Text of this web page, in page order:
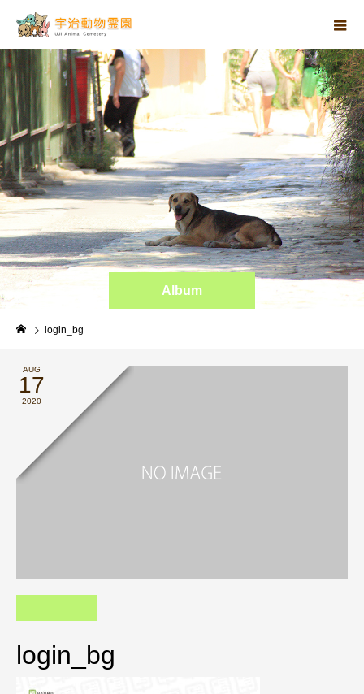
Album
login_bg
AUG
17
2020
login_bg